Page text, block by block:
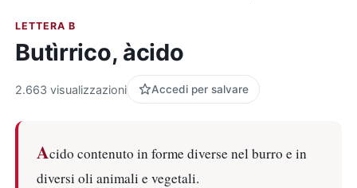
LETTERA B
Butìrrico, àcido
2.663 visualizzazioni Accedi per salvare
Acido contenuto in forme diverse nel burro e in
diversi oli animali e vegetali.